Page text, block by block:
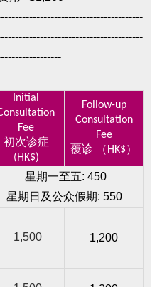
Initial
Fee
初次诊症
(HK$)
Follow-up
Consultation
Fee
覆诊 （HK$）
星期一至五: 450
星期日及公众假期: 550
1,500 1,200